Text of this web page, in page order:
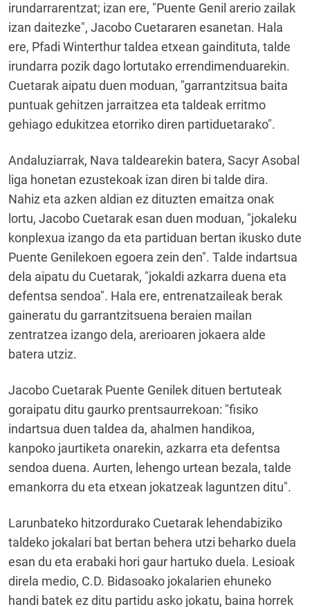
irundarrarentzat; izan ere, "Puente Genil arerio zailak
izan daitezke", Jacobo Cuetararen esanetan. Hala
ere, Pfadi Winterthur taldea etxean gaindituta, talde
irundarra pozik dago lortutako errendimenduarekin.
Cuetarak aipatu duen moduan, "garrantzitsua baita
puntuak gehitzen jarraitzea eta taldeak erritmo
gehiago edukitzea etorriko diren partiduetarako".
Andaluziarrak, Nava taldearekin batera, Sacyr Asobal
liga honetan ezustekoak izan diren bi talde dira.
Nahiz eta azken aldian ez dituzten emaitza onak
lortu, Jacobo Cuetarak esan duen moduan, "jokaleku
konplexua izango da eta partiduan bertan ikusko dute
Puente Genilekoen egoera zein den". Talde indartsua
dela aipatu du Cuetarak, "jokaldi azkarra duena eta
defentsa sendoa". Hala ere, entrenatzaileak berak
gaineratu du garrantzitsuena beraien mailan
zentratzea izango dela, arerioaren jokaera alde
batera utziz.
Jacobo Cuetarak Puente Genilek dituen bertuteak
goraipatu ditu gaurko prentsaurrekoan: "fisiko
indartsua duen taldea da, ahalmen handikoa,
kanpoko jaurtiketa onarekin, azkarra eta defentsa
sendoa duena. Aurten, lehengo urtean bezala, talde
emankorra du eta etxean jokatzeak laguntzen ditu".
Larunbateko hitzordurako Cuetarak lehendabiziko
taldeko jokalari bat bertan behera utzi beharko duela
esan du eta erabaki hori gaur hartuko duela. Lesioak
direla medio, C.D. Bidasoako jokalarien ehuneko
handi batek ez ditu partidu asko jokatu, baina horrek